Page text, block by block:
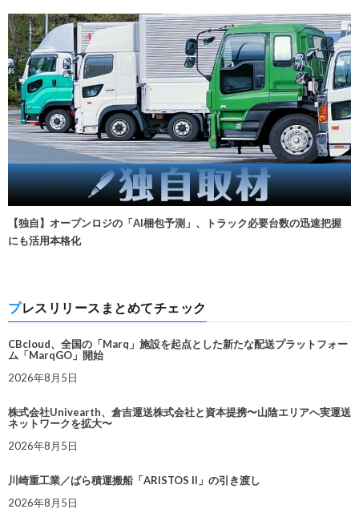
【独自】オープンロジの「AI梱包予測」、トラック必要台数の迅速把握
にも活用本格化
プレスリリースまとめてチェック
CBcloud、全国の「Marq」施設を起点とした新たな配送プラットフォー
ム「MarqGO」開始
2026年8月5日
株式会社Univearth、倉吉運送株式会社と資本提携〜山陰エリアへ実運送
ネットワークを拡大〜
2026年8月5日
川崎重工業／ばら積運搬船「ARISTOS II」の引き渡し
2026年8月5日